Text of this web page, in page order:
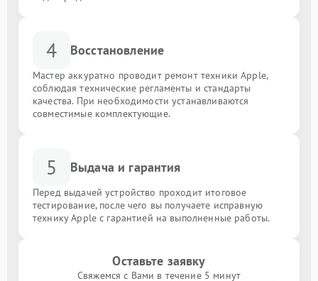
4 Восстановление
Мастер аккуратно проводит ремонт техники Apple,
соблюдая технические регламенты и стандарты
качества. При необходимости устанавливаются
совместимые комплектующие.
5 Выдача и гарантия
Перед выдачей устройство проходит итоговое
тестирование, после чего вы получаете исправную
технику Apple с гарантией на выполненные работы.
Оставьте заявку
Свяжемся с Вами в течение 5 минут